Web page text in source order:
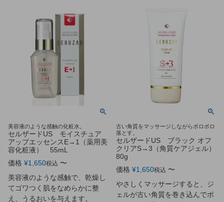
美容液のような感触の化粧水。
セルザードUS モイスチュア
アップエッセンスE→1（薬用美
容化粧液） 55mL
価格 ¥1,650税込 〜
美容液のような感触で、乾燥し
てゴワつく肌をなめらかに整
え、うるおいを与えます。
古い角質をマッサージしながらポロポロ
落とす。
セルザードUS ブラック オフ
クリアS→3（角質ケアジェル）
80g
価格 ¥1,650税込 〜
やさしくマッサージすると、ジ
ェルが古い角質を巻き込んでポ